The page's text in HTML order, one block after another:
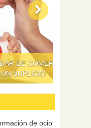
A LOS NIÑOS
de ocio